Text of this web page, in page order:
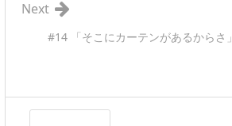
#14 「そこにカーテンがあるからさ」
Next